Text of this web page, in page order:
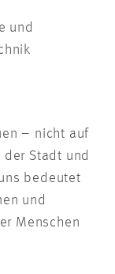
und
– nicht auf
der Stadt und
bedeutet
und
Menschen